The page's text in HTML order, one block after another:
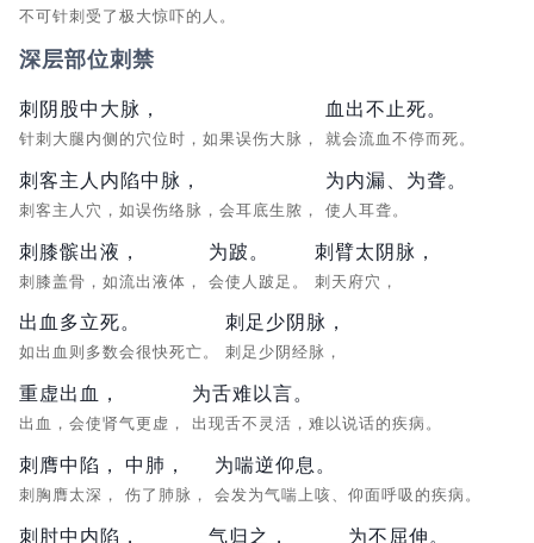
不可针刺受了极大惊吓的人。
深层部位刺禁
刺阴股中大脉，
针刺大腿内侧的穴位时，如果误伤大脉，
血出不止死。
就会流血不停而死。
刺客主人内陷中脉，
刺客主人穴，如误伤络脉，会耳底生脓，
为内漏、为聋。
使人耳聋。
刺膝髌出液，
刺膝盖骨，如流出液体，
为跛。
会使人跛足。
刺臂太阴脉，
刺天府穴，
出血多立死。
如出血则多数会很快死亡。
刺足少阴脉，
刺足少阴经脉，
重虚出血，
出血，会使肾气更虚，
为舌难以言。
出现舌不灵活，难以说话的疾病。
刺膺中陷，
刺胸膺太深，
中肺，
伤了肺脉，
为喘逆仰息。
会发为气喘上咳、仰面呼吸的疾病。
刺肘中内陷， 气归之， 为不屈伸。